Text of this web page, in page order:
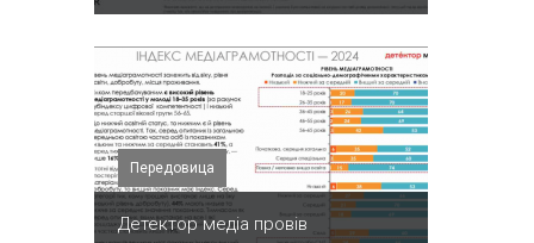
Передовица
Детектор медіа провів